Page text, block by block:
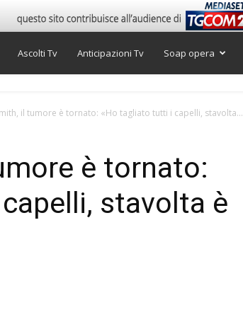
Ascolti Tv Anticipazioni Tv Soap opera
il tumore è tornato: «Ho tagliato tutti i capelli, stavolta...
è tornato:
stavolta è